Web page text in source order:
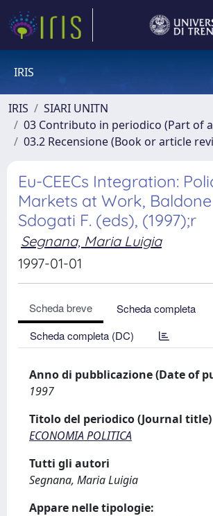
IRIS
IRIS
SIARI UNITN
03 Contributo in periodico (Part of
03.2 Recensione (Book or article
Eu-CEECs Integration:
Markets at Work, Baldone
Sdogati F. (eds), (1997);r
Segnana, Maria Luigia
1997-01-01
Scheda breve
Scheda completa
Scheda completa (DC)
Anno di pubblicazione (Date of
1997
Titolo del periodico (Journal title)
ECONOMIA POLITICA
Tutti gli autori
Segnana, Maria Luigia
Appare nelle tipologie: